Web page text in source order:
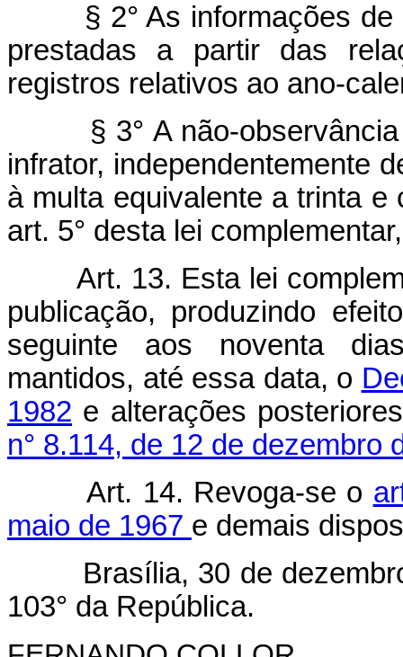
§ 2° As informações
prestadas a partir das
registros relativos ao ano-
§ 3° A não-
infrator, independentemente
à multa equivalente a trinta
art. 5° desta lei
Art. 13. Esta lei
publicação, produzindo
seguinte aos noventa
mantidos, até essa data, o
1982 e alterações
n° 8.114, de 12 de dezembro
Art. 14. Revoga-se o
maio de 1967 e demais
Brasília, 30 de dezembro
103° da República.